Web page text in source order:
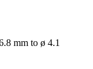
mm to ø 4.1